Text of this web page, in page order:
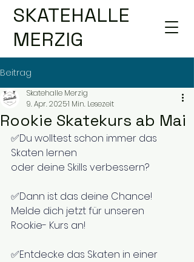
SKATEHALLE
MERZIG
Beitrag
Rookie Skatekurs ab Mai
Skatehalle Merzig
9. Apr. 20251 Min. Lesezeit
✅️Du wolltest schon immer das
Skaten lernen
oder deine Skills verbessern?
✅️Dann ist das deine Chance!
Melde dich jetzt für unseren
Rookie- Kurs an!
✅️Entdecke das Skaten in einer